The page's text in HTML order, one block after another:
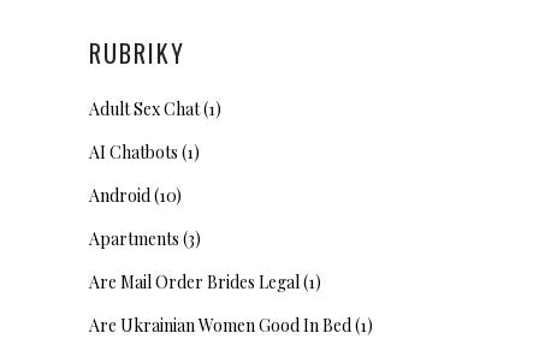
RUBRIKY
Adult Sex Chat(1)
AI Chatbots (1)
Android(10)
Apartments (3)
Are Mail Order Brides Legal(1)
Are Ukrainian Women Good In Bed(1)